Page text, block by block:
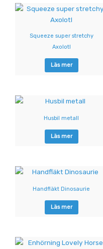
lågt
till
Squeeze super stretchy
Axolotl
Läs mer
Husbil metall
Läs mer
Handfläkt Dinosaurie
Läs mer